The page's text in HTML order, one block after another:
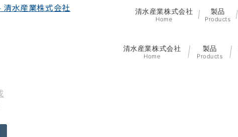
清水産業株式会社
Home
製品
Products
清水産業株式会社
Home
製品
Products